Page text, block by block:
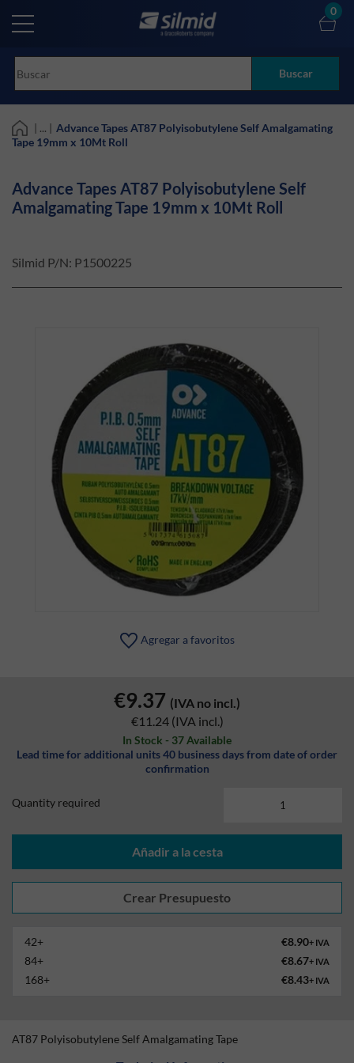
main
Buscar
0
| ... | Advance Tapes AT87 Polyisobutylene Self Amalgamating
Tape 19mm x 10Mt Roll
Advance Tapes AT87 Polyisobutylene Self
Amalgamating Tape 19mm x 10Mt Roll
Silmid P/N: P1500225
Agregar a favoritos
€9.37 (IVA no incl.)
€11.24 (IVA incl.)
In Stock - 37 Available
Lead time for additional units 40 business days from date of order
confirmation
Quantity required
Añadir a la cesta
42+ €8.90+ IVA
84+ €8.67+ IVA
168+ €8.43+ IVA
AT87 Polyisobutylene Self Amalgamating Tape